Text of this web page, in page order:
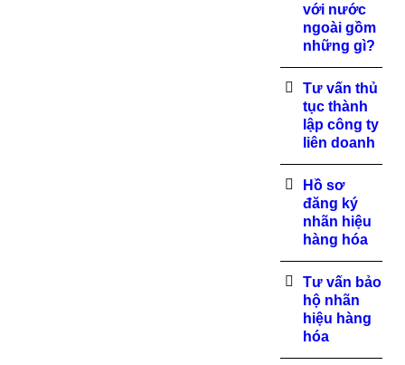
với nước
ngoài gồm
những gì?
Tư vấn thủ
tục thành
lập công ty
liên doanh
Hồ sơ
đăng ký
nhãn hiệu
hàng hóa
Tư vấn bảo
hộ nhãn
hiệu hàng
hóa